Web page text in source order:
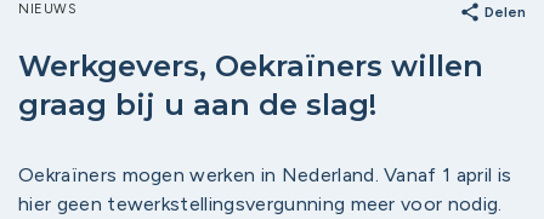
NIEUWS share Delen
Werkgevers, Oekraïners willen
graag bij u aan de slag!
Oekraïners mogen werken in Nederland. Vanaf 1 april is
hier geen tewerkstellingsvergunning meer voor nodig.